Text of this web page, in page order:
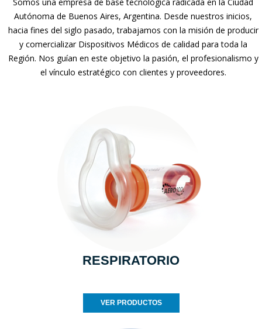
Autónoma de Buenos Aires, Argentina. Desde nuestros inicios,
hacia fines del siglo pasado, trabajamos con la misión de producir
y comercializar Dispositivos Médicos de calidad para toda la
Región. Nos guían en este objetivo la pasión, el profesionalismo y
el vínculo estratégico con clientes y proveedores.
RESPIRATORIO
VER PRODUCTOS